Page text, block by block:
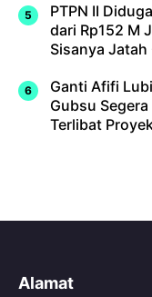
PTPN II
dari Rp152 M
Sisanya Jatah
Ganti Afifi
Gubsu Segera
Terlibat
Alamat